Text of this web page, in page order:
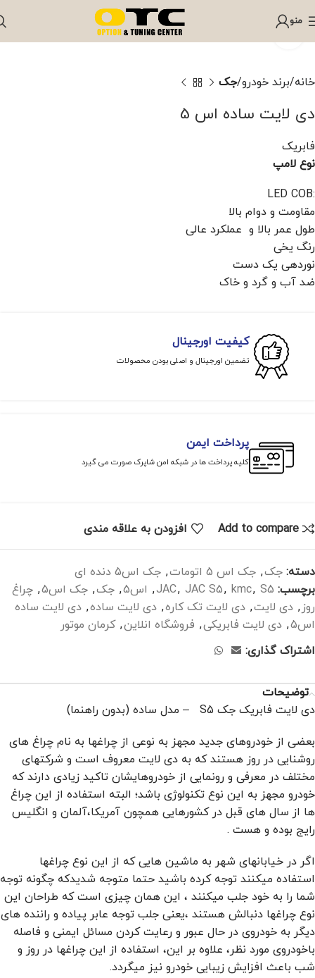
منو
برای بزرگنمایی کلیک کنید
خانه برند خودرو جک
دی لایت ساده اس 5
فابریک
نوع لامپ
:
LED COB
مقاومت و دوام بالا
طول عمر بالا و عملکرد عالی
رنگ یخی
نوردهی یک دست
ضد آب و گرد و خاک
کیفیت اورجینال
تضمین اورجینال و اصلی بودن محصولات
پرداخت ایمن
کلیه پرداخت ها در شبکه امن شاپرک صورت می گیرد
Add to compare افزودن به علاقه مندی
دسته: جک, جک اس 5 اتومات , جک اس5 دنده ای
برچسب:
JAC, JAC S5, kmc, S5
, اس5 , جک, جک اس5 , چراغ
روز , دی لایت, دی لایت تک کاره, دی لایت ساده, دی لایت ساده
اس5 , دی لایت فابریکی, فروشگاه انلاین, کرمان موتور
اشتراک گذاری:
توضیحات
دی لایت فابریک جک S5 – مدل ساده (بدون راهنما)
بعضی از خودروهای جدید مجهز به نوعی از چراغها به نام چراغ های
روشنایی در روز هستند که به دی لایت معروف است و شركتهای
مختلف در معرفی و رونمایی از خودروهایشان تاكید زیادی دارند كه
خودرو مجهز به این نوع تكنولوژی باشد؛ البته استفاده از این چراغ
ها از سال های قبل در كشورهایی همچون آمریكا،آلمان و انگلیس
رایج بوده و هست .
اگر در خیابانهای شهر به ماشین هایی كه از این نوع چراغها
استفاده میكنند توجه كرده باشید حتما متوجه شدیدكه چگونه توجه
شما را به خود جلب میكنند ، این همان چیزی است كه طراحان این
نوع چراغها دنبالش هستند ،یعنی جلب توجه عابر پیاده و راننده های
دیگر به خودروی در حال عبور و رعایت كردن مسائل ایمنی و فاصله
باخودروی مورد نظر، علاوه بر این، استفاده از این چراغها در روز و
شب باعث افزایش زیبایی خودرو نیز میگردد.